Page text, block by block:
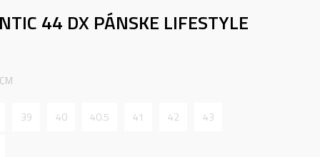
44 DX PÁNSKE LIFESTYLE
39 40 40.5 41 42 43